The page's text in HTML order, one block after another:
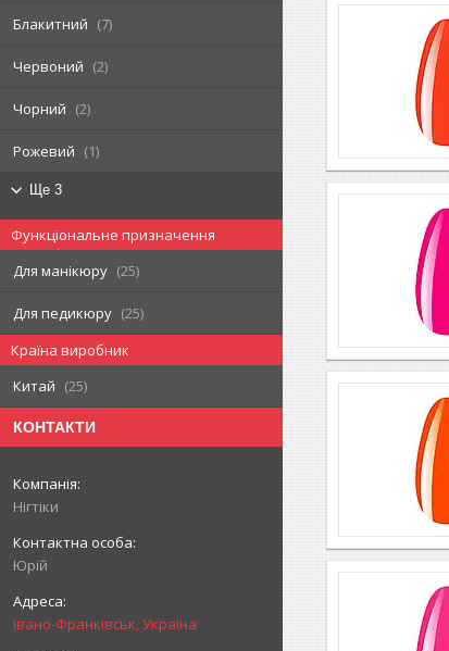
Блакитний 7
Червоний 2
Чорний 2
Рожевий 1
Ще 3
Функціональне призначення
Для манікюру
25
Для педикюру
25
Країна виробник
Китай
25
КОНТАКТИ
Нігтіки
Юрій
Івано-Франківськ, Україна